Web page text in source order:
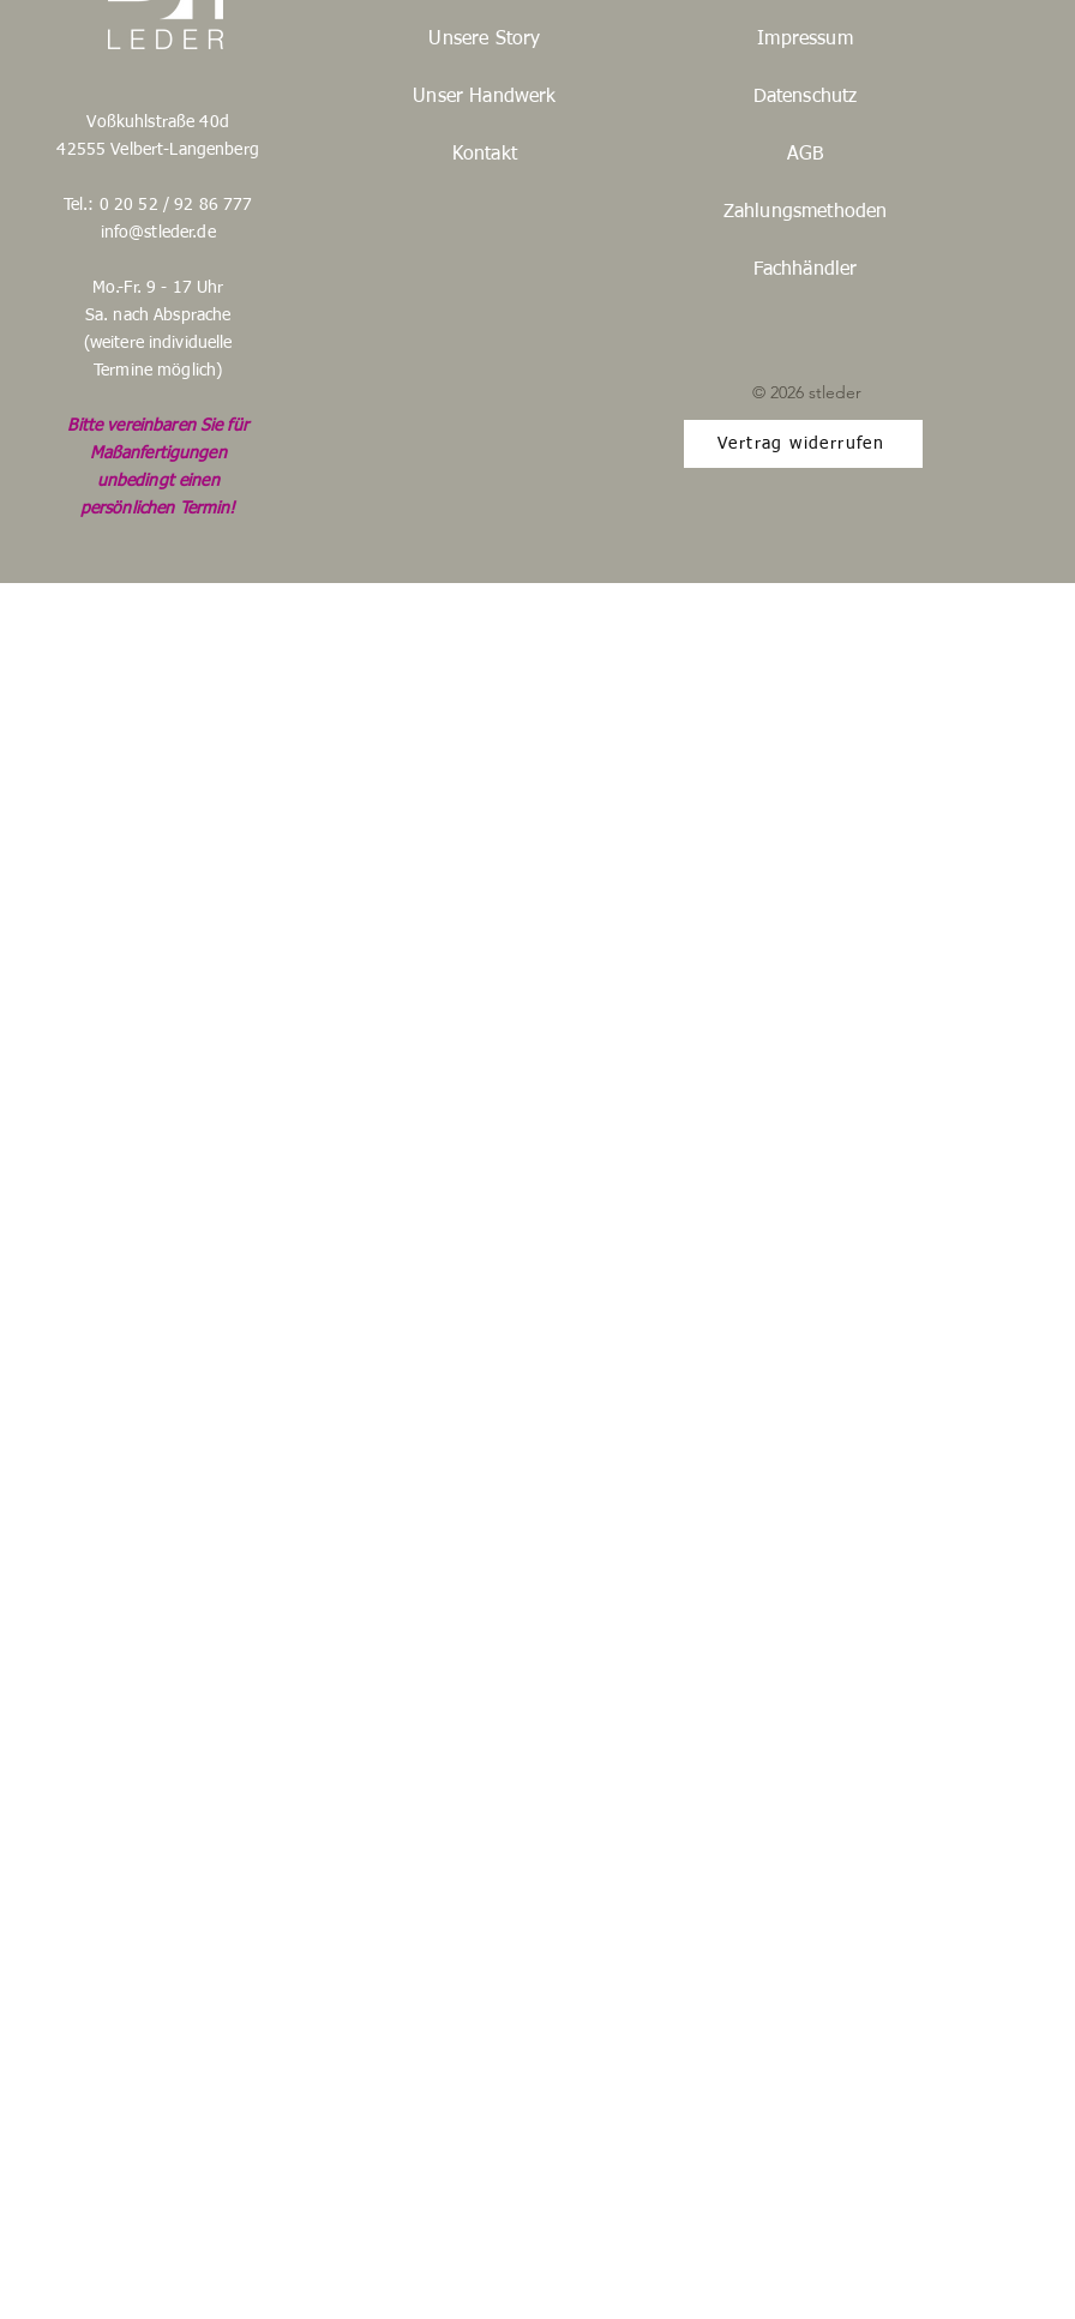
Voßkuhlstraße 40d
42555 Velbert-Langenberg
Tel.: 0 20 52 / 92 86 777
info@stleder.de
Mo.-Fr. 9 - 17 Uhr
Sa. nach Absprache
(weitere individuelle
Termine möglich)
Bitte vereinbaren Sie für
Maßanfertigungen
unbedingt einen
persönlichen Termin!
Unsere Story
Unser Handwerk
Kontakt
Impressum
Datenschutz
AGB
Zahlungsmethoden
Fachhändler
Vertrag widerrufen
© 2026 stleder